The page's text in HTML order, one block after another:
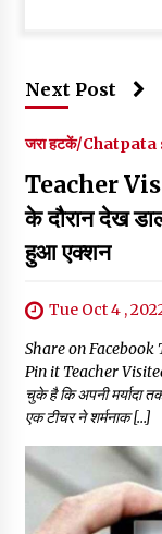
Next Post
जरा हटकें/
Teacher
के दौरान देख
हुआ एक्शन
Tue Oct 4 ,
Share on
Pin it Teacher
चुके है कि अपनी मर्यादा
एक टीचर ने शर्मनाक […]